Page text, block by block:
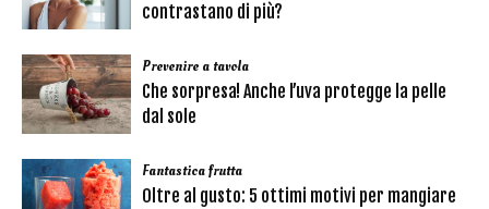
contrastano di più?
Prevenire a tavola
Che sorpresa! Anche l’uva protegge la pelle
dal sole
Fantastica frutta
Oltre al gusto: 5 ottimi motivi per mangiare